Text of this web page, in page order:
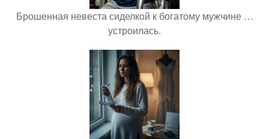
Брошенная невеста сиделкой к богатому мужчине …
устроилась.